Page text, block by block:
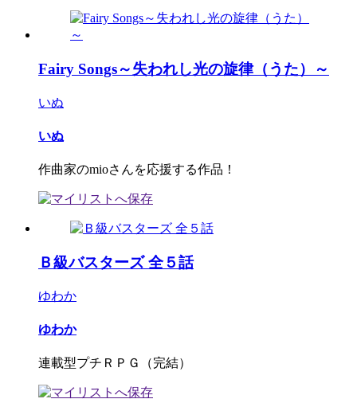
Fairy Songs～失われし光の旋律（うた）～
いぬ
いぬ
作曲家のmioさんを応援する作品！
Ｂ級バスターズ 全５話
ゆわか
ゆわか
連載型プチＲＰＧ（完結）